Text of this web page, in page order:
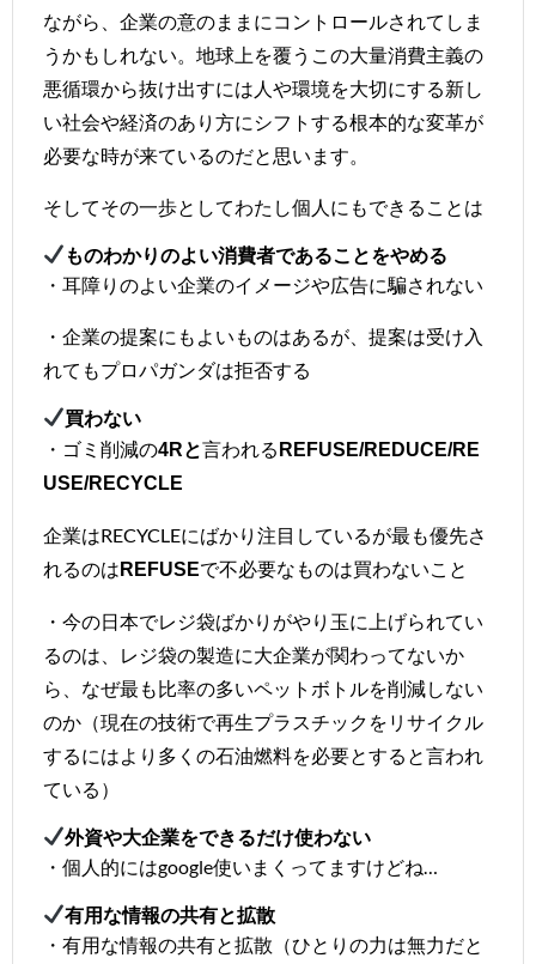
ながら、企業の意のままにコントロールされてしま
うかもしれない。地球上を覆うこの大量消費主義の
悪循環から抜け出すには人や環境を大切にする新し
い社会や経済のあり方にシフトする根本的な変革が
必要な時が来ているのだと思います。
そしてその一歩としてわたし個人にもできることは
ものわかりのよい消費者であることをやめる
・耳障りのよい企業のイメージや広告に騙されない
・企業の提案にもよいものはあるが、提案は受け入
れてもプロパガンダは拒否する
買わない
・ゴミ削減の4Rと言われる REFUSE/REDUCE/RE
USE/RECYCLE
企業はRECYCLEにばかり注目しているが最も優先さ
れるのは REFUSEで不必要なものは買わないこと
・今の日本でレジ袋ばかりがやり玉に上げられてい
るのは、レジ袋の製造に大企業が関わってないか
ら、なぜ最も比率の多いペットボトルを削減しない
のか（現在の技術で再生プラスチックをリサイクル
するにはより多くの石油燃料を必要とすると言われ
ている）
外資や大企業をできるだけ使わない
・個人的にはgoogle使いまくってますけどね…
有用な情報の共有と拡散
・有用な情報の共有と拡散（ひとりの力は無力だと